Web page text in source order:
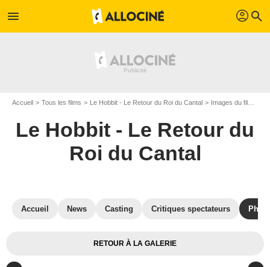
menu profil search
Accueil Tous les films Le Hobbit - Le Retour du Roi du Cantal Images du film Le Hobbit - Le Retour du Roi du Cantal
Le Hobbit - Le Retour du
Roi du Cantal
Accueil News Casting Critiques spectateurs
RETOUR À LA GALERIE